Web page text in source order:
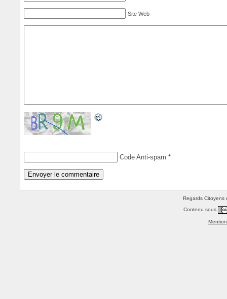
Site Web
Code Anti-spam *
Regards Citoyens
Contenu sous